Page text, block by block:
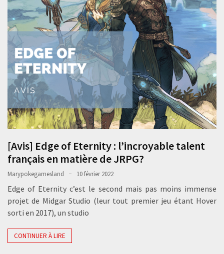
[Avis] Edge of Eternity : l’incroyable talent
français en matière de JRPG?
Marypokegamesland 10 février 2022
Edge of Eternity c’est le second mais pas moins immense
projet de Midgar Studio (leur tout premier jeu étant Hover
sorti en 2017), un studio
CONTINUER À LIRE